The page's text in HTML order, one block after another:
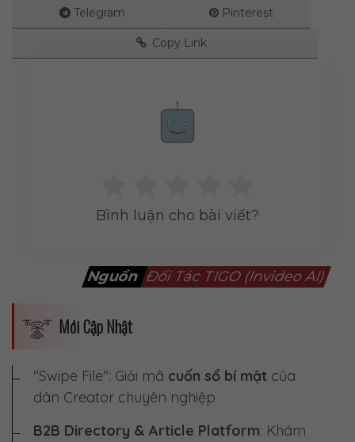
Telegram Pinterest
Copy Link
Rate me!
Bình luận cho bài viết?
Nguồn Đối Tác TIGO (Invideo AI)
Mới Cập Nhật
"Swipe File": Giải mã cuốn sổ bí mật của
dân Creator chuyên nghiệp
B2B Directory & Article Platform: Khám